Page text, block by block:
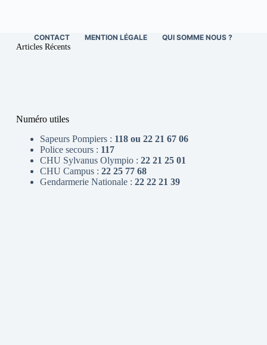
CONTACT MENTION LÉGALE QUI SOMME NOUS ?
Articles Récents
Numéro utiles
Sapeurs Pompiers : 118 ou 22 21 67 06
Police secours : 117
CHU Sylvanus Olympio : 22 21 25 01
CHU Campus : 22 25 77 68
Gendarmerie Nationale : 22 22 21 39